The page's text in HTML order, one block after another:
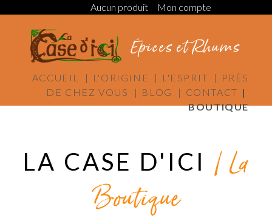
Mon compte
Aucun produit
Épices et Rhums
ACCUEIL | L'ORIGINE | L'ESPRIT |
PRÈS
DE CHEZ VOUS | BLOG | CONTACT |
BOUTIQUE
LA CASE D'ICI / La
Boutique